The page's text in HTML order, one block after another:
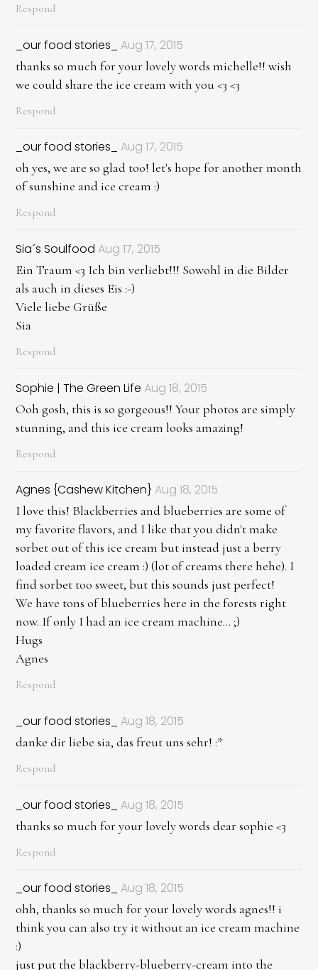
Respond
_our food stories_ Aug 17, 2015
thanks so much for your lovely words michelle!! wish
we could share the ice cream with you <3 <3
Respond
_our food stories_ Aug 17, 2015
oh yes, we are so glad too! let's hope for another month
of sunshine and ice cream :)
Respond
Sia´s Soulfood Aug 17, 2015
Ein Traum <3 Ich bin verliebt!!! Sowohl in die Bilder
als auch in dieses Eis :-)
Viele liebe Grüße
Sia
Respond
Sophie | The Green Life Aug 18, 2015
Ooh gosh, this is so gorgeous!! Your photos are simply
stunning, and this ice cream looks amazing!
Respond
Agnes {Cashew Kitchen} Aug 18, 2015
I love this! Blackberries and blueberries are some of
my favorite flavors, and I like that you didn't make
sorbet out of this ice cream but instead just a berry
loaded cream ice cream :) (lot of creams there hehe). I
find sorbet too sweet, but this sounds just perfect!
We have tons of blueberries here in the forests right
now. If only I had an ice cream machine... ;)
Hugs
Agnes
Respond
_our food stories_ Aug 18, 2015
danke dir liebe sia, das freut uns sehr! :*
Respond
_our food stories_ Aug 18, 2015
thanks so much for your lovely words dear sophie <3
Respond
_our food stories_ Aug 18, 2015
ohh, thanks so much for your lovely words agnes!! i
think you can also try it without an ice cream machine
:)
just put the blackberry-blueberry-cream into the